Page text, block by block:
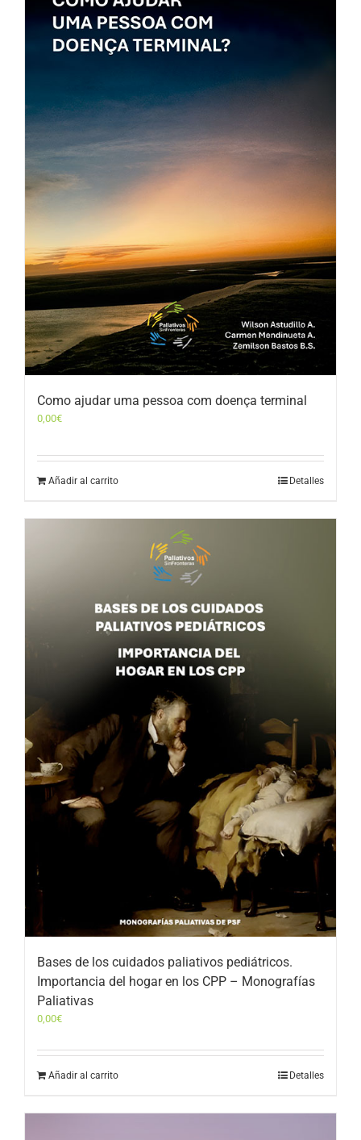
Como ajudar uma pessoa com doença terminal
0,00€
Añadir al carrito Detalles
Bases de los cuidados paliativos pediátricos.
Importancia del hogar en los CPP – Monografías
Paliativas
0,00€
Añadir al carrito Detalles